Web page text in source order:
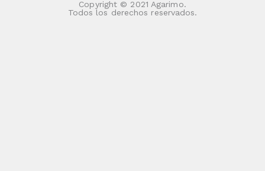
Copyright © 2021 Agarimo.
Todos los derechos reservados.